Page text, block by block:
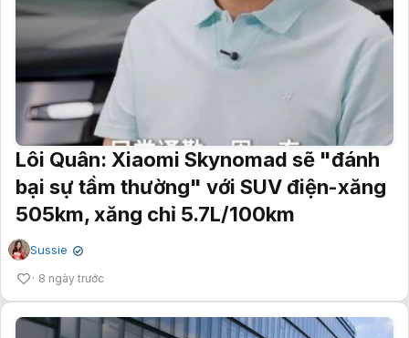
Lôi Quân: Xiaomi Skynomad sẽ "đánh
bại sự tầm thường" với SUV điện-xăng
505km, xăng chỉ 5.7L/100km
Sussie ✔
8 ngày trước